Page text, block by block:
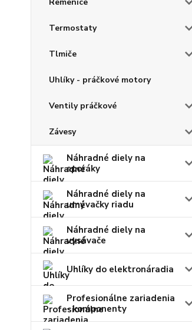
Termostaty
Tlmiče
Uhlíky - práčkové motory
Ventily práčkové
Závesy
Náhradné diely na
sporáky
Náhradné diely na
umývačky riadu
Náhradné diely na
vysávače
Uhlíky do elektronáradia
Profesionálne zariadenia
- komponenty